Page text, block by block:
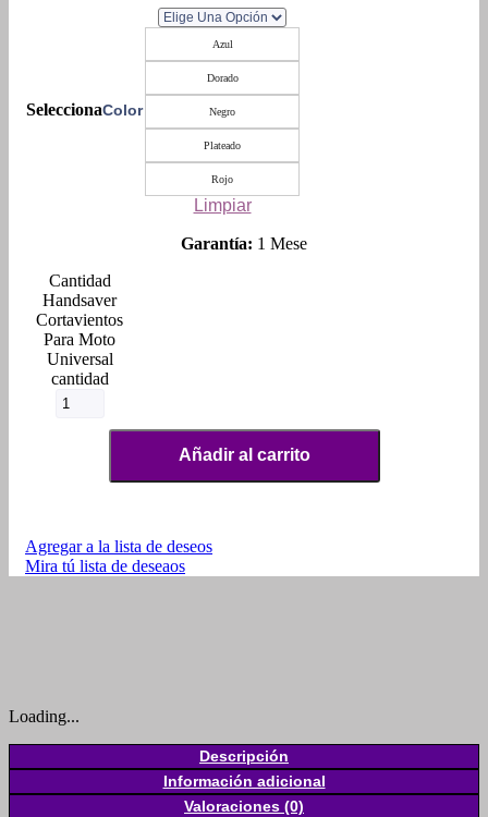
Color
Azul
Dorado
Negro
Plateado
Rojo
Limpiar
Garantía: 1 Mese
Handsaver
Cortavientos
Para Moto
Universal
cantidad
Añadir al carrito
Agregar a la lista de deseos
Mira tú lista de deseaos
Loading...
Descripción
Información adicional
Valoraciones (0)